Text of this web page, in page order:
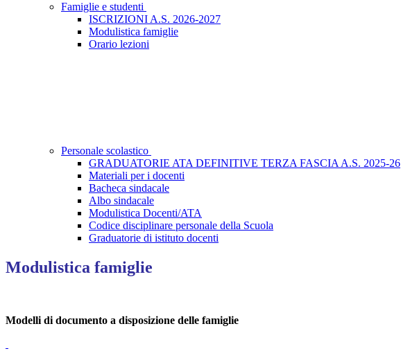
Famiglie e studenti
ISCRIZIONI A.S. 2026-2027
Modulistica famiglie
Orario lezioni
Personale scolastico
GRADUATORIE ATA DEFINITIVE TERZA FASCIA A.S. 2025-26
Materiali per i docenti
Bacheca sindacale
Albo sindacale
Modulistica Docenti/ATA
Codice disciplinare personale della Scuola
Graduatorie di istituto docenti
Modulistica famiglie
Modelli di documento a disposizione delle famiglie